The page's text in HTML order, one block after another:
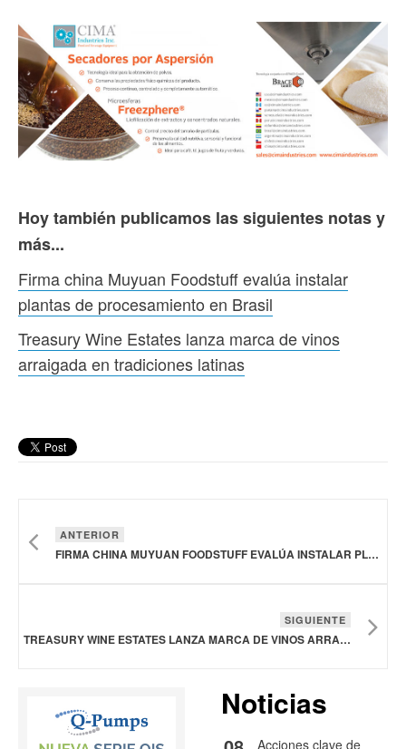
Hoy también publicamos las siguientes notas y
más...
Firma china Muyuan Foodstuff evalúa instalar
plantas de procesamiento en Brasil
Treasury Wine Estates lanza marca de vinos
arraigada en tradiciones latinas
ANTERIOR
FIRMA CHINA MUYUAN FOODSTUFF EVALÚA INSTALAR PLANTAS DE PROCESAMIENTO EN BRASIL
SIGUIENTE
TREASURY WINE ESTATES LANZA MARCA DE VINOS ARRAIGADA EN TRADICIONES LATINAS
Noticias
Acciones clave de